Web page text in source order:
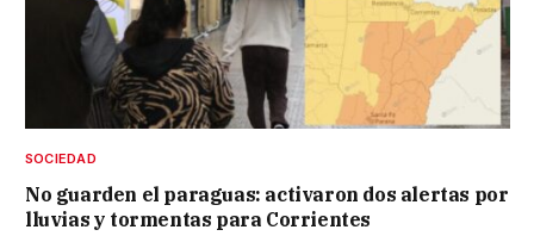
SOCIEDAD
No guarden el paraguas: activaron dos alertas por
lluvias y tormentas para Corrientes